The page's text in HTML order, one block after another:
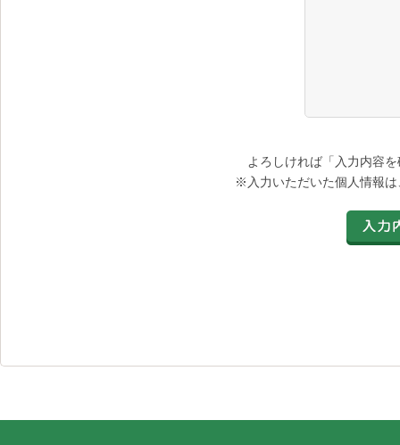
よろしければ「入力内容
※入力いただいた個人情報